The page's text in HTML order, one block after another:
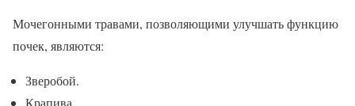
Мочегонными травами, позволяющими улучшать функцию
почек, являются:
Зверобой.
Крапива.